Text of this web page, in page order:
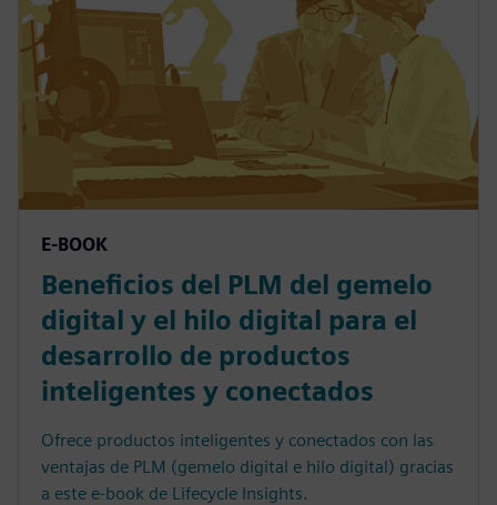
E-BOOK
Beneficios del PLM del gemelo
digital y el hilo digital para el
desarrollo de productos
inteligentes y conectados
Ofrece productos inteligentes y conectados con las
ventajas de PLM (gemelo digital e hilo digital) gracias
a este e-book de Lifecycle Insights.